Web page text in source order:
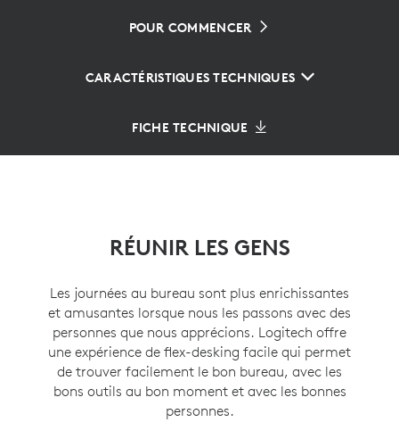
POUR COMMENCER
CARACTÉRISTIQUES TECHNIQUES
FICHE TECHNIQUE
RÉUNIR LES GENS
Les journées au bureau sont plus enrichissantes
et amusantes lorsque nous les passons avec des
personnes que nous apprécions. Logitech offre
une expérience de flex-desking facile qui permet
de trouver facilement le bon bureau, avec les
bons outils au bon moment et avec les bonnes
personnes.